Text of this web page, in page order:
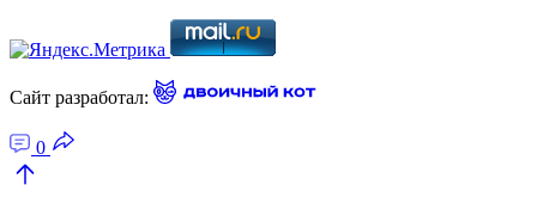
Сайт разработал:
0